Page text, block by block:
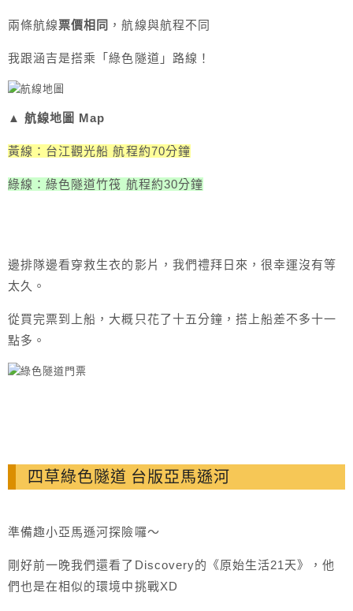
兩條航線票價相同 ，航線與航程不同
我跟涵吉是搭乘「綠色隧道」路線！
▲ 航線地圖 Map
黃線：台江觀光船 航程約70分鐘
綠線：綠色隧道竹筏 航程約30分鐘
邊排隊邊看穿救生衣的影片，我們禮拜日來，很幸運沒有等
太久。
從買完票到上船，大概只花了十五分鐘，搭上船差不多十一
點多。
四草綠色隧道 台版亞馬遜河
準備趣小亞馬遜河探險囉～
剛好前一晚我們還看了Discovery的《原始生活21天》，他
們也是在相似的環境中挑戰XD